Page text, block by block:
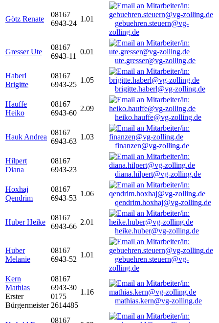
Götz Renate
08167
6943-24
1.01
gebuehren.steuern@vg-
zolling.de
Gresser Ute
08167
6943-11
0.01
ute.gresser@vg-zolling.de
Haberl
Brigitte
08167
6943-25
1.05
brigitte.haberl@vg-zolling.de
Hauffe
Heiko
08167
6943-60
2.09
heiko.hauffe@vg-zolling.de
Hauk Andrea
08167
6943-63
1.03
finanzen@vg-zolling.de
Hilpert
Diana
08167
6943-23
diana.hilpert@vg-zolling.de
Hoxhaj
Qendrim
08167
6943-53
1.06
qendrim.hoxhaj@vg-zolling.de
Huber Heike
08167
6943-66
2.01
heike.huber@vg-zolling.de
Huber
Melanie
08167
6943-52
1.01
gebuehren.steuern@vg-
zolling.de
Kern
Mathias
Erster
Bürgermeister
08167
6943-30
0175
2614485
1.16
mathias.kern@vg-zolling.de
08167